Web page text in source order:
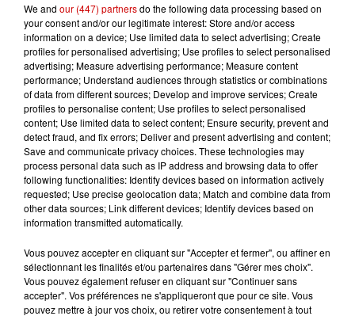
Le Duel - Gagnez vos entrées
pour l'un des zoos de nos
régions !
Destination Vacances - Gagnez
votre séjour en famille au cœur
de la...
Destination Vacances : inscrivez-
vous !
We and our (447) partnersdo the following data processing based on
your consent and/or our legitimate interest: Store and/or access
information on a device; Use limited data to select advertising; Create
profiles for personalised advertising; Use profiles to select personalised
advertising; Measure advertising performance; Measure content
performance; Understand audiences through statistics or combinations
of data from different sources; Develop and improve services; Create
profiles to personalise content; Use profiles to select personalised
content; Use limited data to select content; Ensure security, prevent and
detect fraud, and fix errors; Deliver and present advertising and content;
Save and communicate privacy choices. These technologies may
process personal data such as IP address and browsing data to offer
following functionalities: Identify devices based on information actively
requested; Use precise geolocation data; Match and combine data from
other data sources; Link different devices; Identify devices based on
information transmitted automatically.
Vous pouvez accepter en cliquant sur "Accepter et fermer", ou affiner en
sélectionnant les finalités et/ou partenaires dans "Gérer mes choix".
Vous pouvez également refuser en cliquant sur "Continuer sans
accepter". Vos préférences ne s'appliqueront que pour ce site. Vous
pouvez mettre à jour vos choix, ou retirer votre consentement à tout